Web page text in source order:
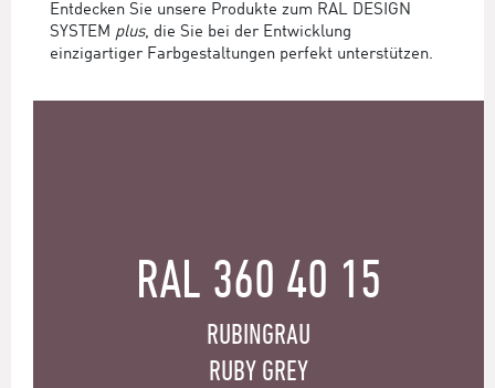
Entdecken Sie unsere Produkte zum RAL DESIGN
SYSTEM plus, die Sie bei der Entwicklung
einzigartiger Farbgestaltungen perfekt unterstützen.
RAL 360 40 15
RUBINGRAU
RUBY GREY